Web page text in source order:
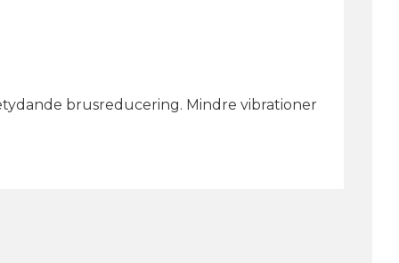
brusreducering. Mindre vibrationer